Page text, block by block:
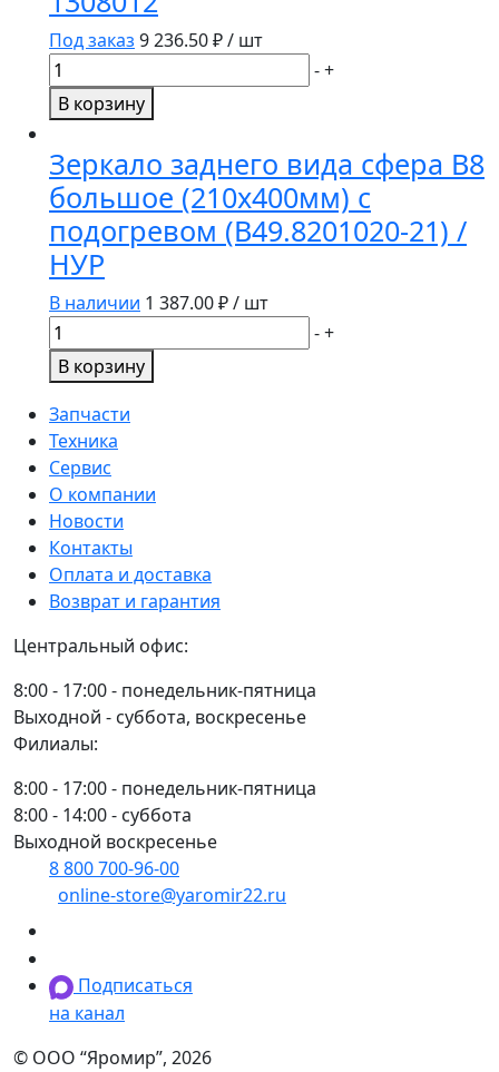
65115-
2902050-
20
Под заказ 9 236.50₽ / шт
Количество
товара
Вентилятор
охлаждения
КамАЗ-
ЕВРО
в
сб
с
обейчаткой
(704мм)
740.51-
1308012
-+
В корзину
Зеркало заднего вида сфера В8
большое (210х400мм) с
подогревом (В49.8201020-21) /
НУР
В наличии 1 387.00₽ / шт
Количество
товара
Зеркало
заднего
вида
сфера
В8
большое
(210х400мм)
с
подогревом
21)
НУР
-+
В корзину
Запчасти
Техника
Сервис
О компании
Новости
Контакты
Оплата и доставка
Возврат и гарантия
Центральный офис:
8:00 - 17:00 - понедельник-пятница
Выходной - суббота, воскресенье
Филиалы:
8:00 - 17:00 - понедельник-пятница
8:00 - 14:00 - суббота
Выходной воскресенье
8 800 700-96-00
online-store@yaromir22.ru
Подписаться
на канал
© ООО “Яромир”, 2026